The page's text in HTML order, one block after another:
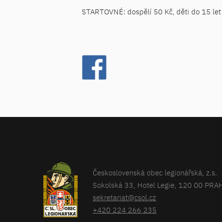
STARTOVNÉ: dospělí 50 Kč, děti do 15
Československá obec legionářská, z.s.
Sokolská 33, Hotel Legie, 120 00
sekretariat@csol.cz
+420 224 266 235